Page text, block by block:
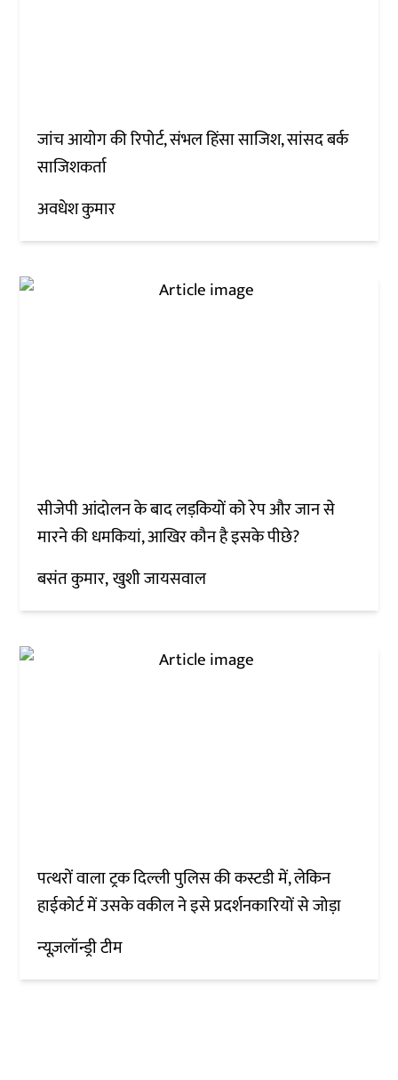
जांच आयोग की रिपोर्ट, संभल हिंसा साजिश, सांसद बर्क
साजिशकर्ता
अवधेश कुमार
सीजेपी आंदोलन के बाद लड़कियों को रेप और जान से
मारने की धमकियां, आखिर कौन है इसके पीछे?
बसंत कुमार खुशी जायसवाल
पत्थरों वाला ट्रक दिल्ली पुलिस की कस्टडी में, लेकिन
हाईकोर्ट में उसके वकील ने इसे प्रदर्शनकारियों से जोड़ा
न्यूज़लॉन्ड्री टीम